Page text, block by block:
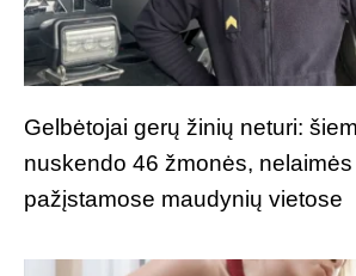
Gelbėtojai gerų žinių neturi:
nuskendo 46 žmonės,
pažįstamose maudynių vietose